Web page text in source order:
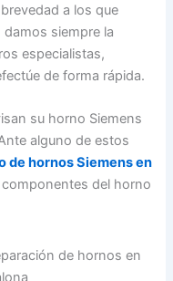
a los que
siempre la
especialistas,
de forma rápida.
su horno Siemens
alguno de estos
de hornos Siemens en
del horno